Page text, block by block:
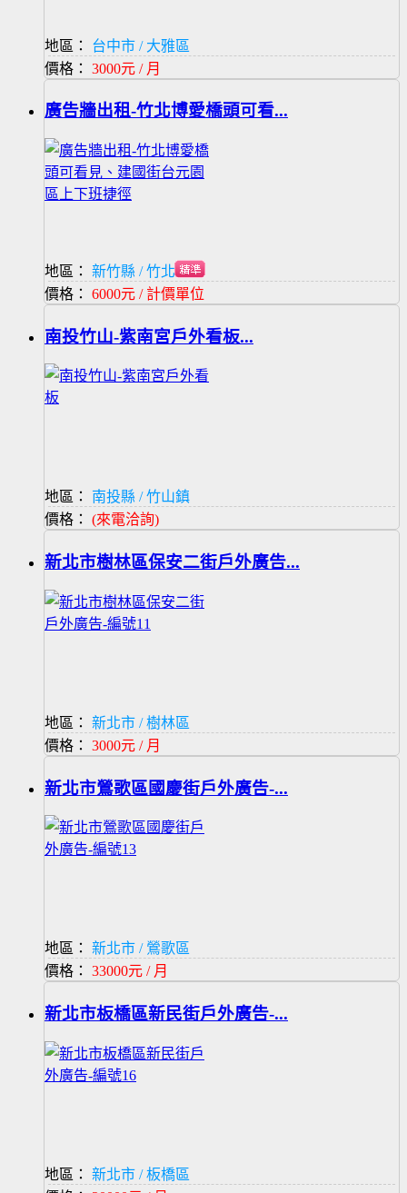
地區：
台中市 / 大雅區
價格： 3000元 / 月
廣告牆出租-竹北博愛橋頭可看...
地區：
新竹縣 / 竹北市
價格： 6000元 / 計價單位
南投竹山-紫南宮戶外看板...
地區：
南投縣 / 竹山鎮
價格： (來電洽詢)
新北市樹林區保安二街戶外廣告...
地區：
新北市 / 樹林區
價格： 3000元 / 月
新北市鶯歌區國慶街戶外廣告-...
地區：
新北市 / 鶯歌區
價格： 33000元 / 月
新北市板橋區新民街戶外廣告-...
地區：
新北市 / 板橋區